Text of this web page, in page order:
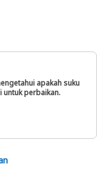
apakah suku
untuk perbaikan.